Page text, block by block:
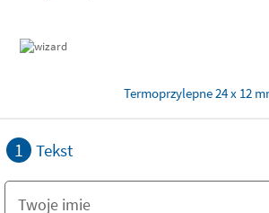
Termoprzylepne 24 x 12
1 Tekst